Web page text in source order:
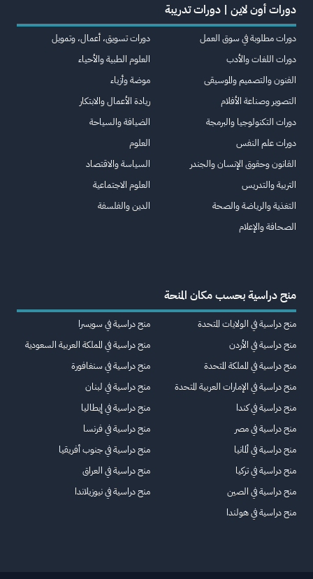
دورات أون لاين | دورات تدريبة
دورات مطلوبة في سوق العمل
دورات اللغات والأدب
الفنون والتصميم والموسيقى
التصوير وصناعة الأفلام
دورات التكنولوجيا والبرمجة
دورات علم النفس
القانون وحقوق الإنسان والجندر
التربية والتدريس
التغذية والرياضة والصحة
الصحافة والإعلام
دورات تسويق، أعمال، وتمويل
العلوم الطبية والأحياء
موضة وأزياء
ريادة الأعمال والابتكار
الضيافة والسياحة
العلوم
السياسة والاقتصاد
العلوم الاجتماعية
الدين والفلسفة
منح دراسية بحسب مكان المنحة
منح دراسية في الولايات المتحدة
منح دراسية في الأردن
منح دراسية في المملكة المتحدة
منح دراسية في الإمارات العربية المتحدة
منح دراسية في كندا
منح دراسية في مصر
منح دراسية في ألمانيا
منح دراسية في تركيا
منح دراسية في الصين
منح دراسية في هولندا
منح دراسية في سويسرا
منح دراسية في المملكة العربية السعودية
منح دراسية في سنغافورة
منح دراسية في لبنان
منح دراسية في إيطاليا
منح دراسية في فرنسا
منح دراسية في جنوب أفريقيا
منح دراسية في العراق
منح دراسية في نيوزيلاندا